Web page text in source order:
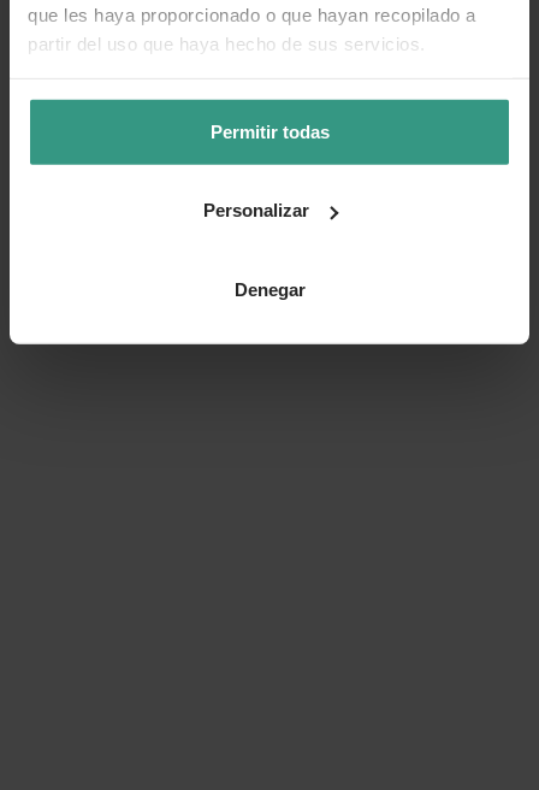
que les haya proporcionado o que hayan recopilado a
partir del uso que haya hecho de sus servicios.
Permitir todas
Personalizar
Denegar